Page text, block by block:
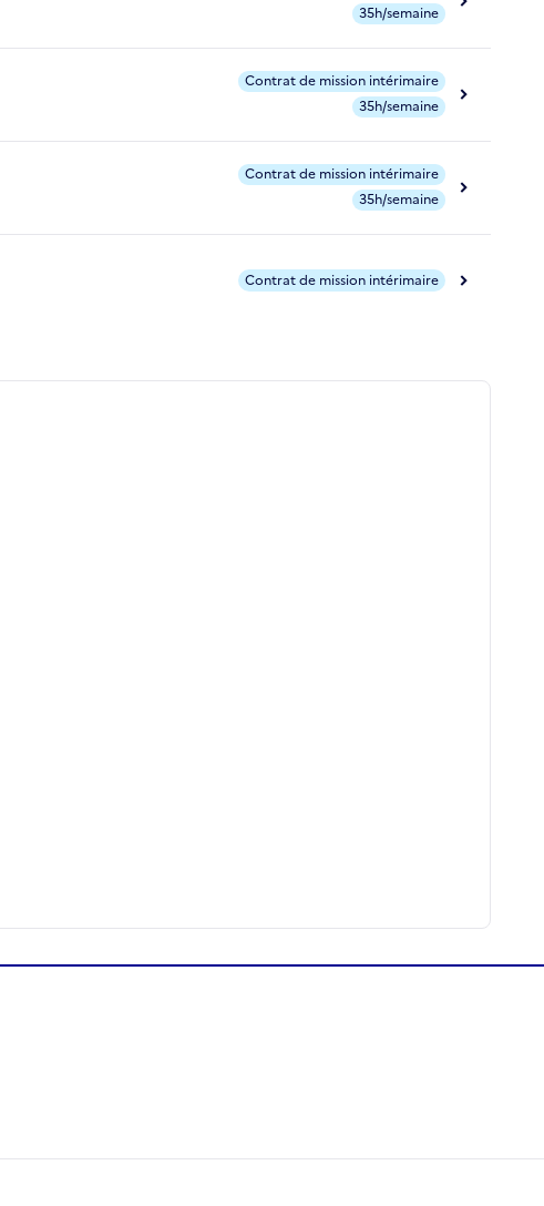
35h/semaine
Contrat de mission intérimaire
35h/semaine
Contrat de mission intérimaire
35h/semaine
Contrat de mission intérimaire